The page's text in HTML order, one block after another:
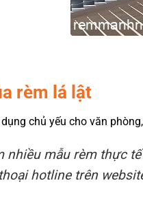
rèm lá lật
chủ yếu cho văn
nhiều mẫu rèm thực
hotline trên